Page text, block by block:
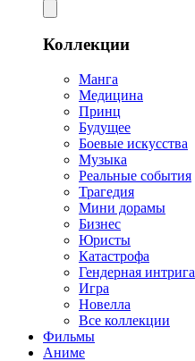
Коллекции
Манга
Медицина
Принц
Будущее
Боевые искусства
Музыка
Реальные события
Трагедия
Мини дорамы
Бизнес
Юристы
Катастрофа
Гендерная интрига
Игра
Новелла
Все коллекции
Фильмы
Аниме